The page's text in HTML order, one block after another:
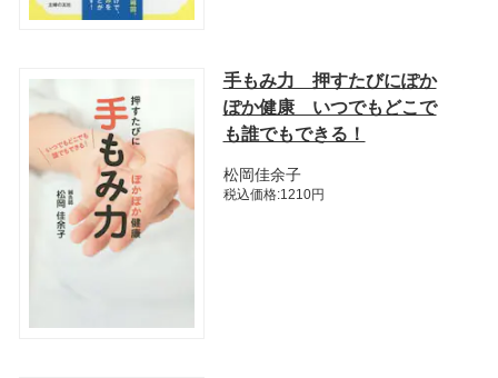
手もみ力 押すたびにぽか
ぽか健康 いつでもどこで
も誰でもできる！
松岡佳余子
税込価格:1210円